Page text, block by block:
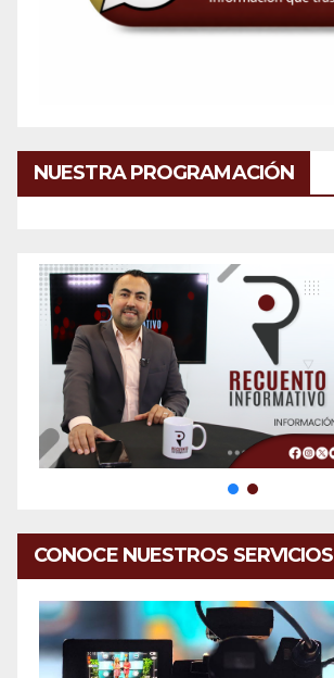
NUESTRA PROGRAMACIÓN
CONOCE NUESTROS SERVICIOS